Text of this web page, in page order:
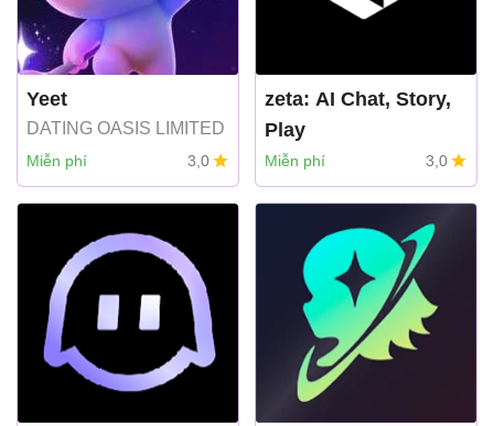
Yeet
DATING OASIS LIMITED
Miễn phí 3,0
zeta: AI Chat, Story,
Play
Miễn phí 3,0